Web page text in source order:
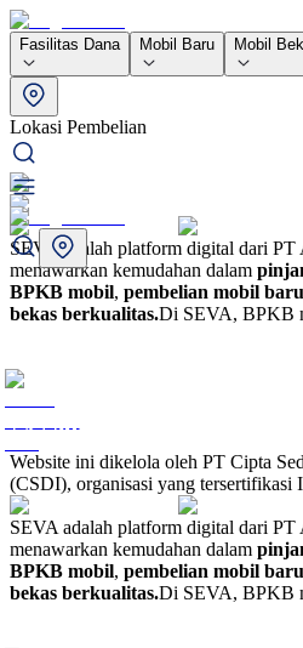
Fasilitas Dana Mobil Baru Mobil
Lokasi Pembelian
SEVA adalah platform digital dari
menawarkan kemudahan dalam
BPKB mobil, pembelian mobil baru
bekas berkualitas.Di SEVA, BPKB
Website ini dikelola oleh PT Cipta
(CSDI), organisasi yang tersertifikasi
SEVA adalah platform digital dari
menawarkan kemudahan dalam
BPKB mobil, pembelian mobil baru
bekas berkualitas.Di SEVA, BPKB